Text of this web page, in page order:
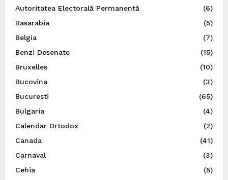
Autoritatea Electorală Permanentă
(6)
Basarabia
(5)
Belgia
(7)
Benzi Desenate
(15)
Bruxelles
(10)
Bucovina
(3)
București
(65)
Bulgaria
(4)
Calendar Ortodox
(2)
Canada
(41)
Carnaval
(3)
Cehia
(5)